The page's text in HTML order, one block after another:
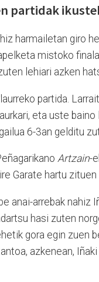
partidak
harmailetan giro
mistoko
lehiari azken
partida.
eta uste baino
6-3an gelditu
Artzain-
Garate hartu
anai-arrebak nahiz
hasi zuten
gora egin zuen
azkenean,